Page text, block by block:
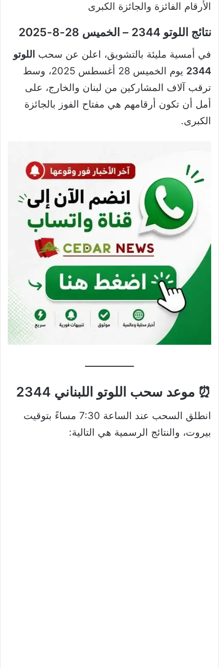
الأرقام الفائزة والجائزة الكبرى
نتائج اللوتو 2344 – الخميس 28-8-2025
في أمسية مليئة بالتشويق، اعلن عن سحب اللوتو
2344
يوم الخميس 28 أغسطس 2025، وسط
ترقب آلاف المشاركين من لبنان والخارج، على
أمل أن تكون أرقامهم هي مفتاح الفوز بالجائزة
الكبرى.
⏰ موعد سحب اللوتو اللبناني 2344
انطلق السحب عند الساعة 7:30 مساءً بتوقيت
بيروت، والنتائج الرسمية هي التالية: